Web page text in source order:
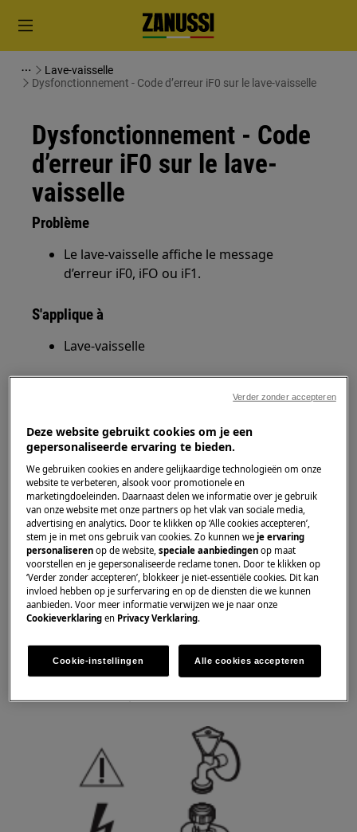
Lave-vaisselle
Dysfonctionnement - Code d’erreur iF0 sur le lave-vaisselle
Dysfonctionnement - Code
d’erreur iF0 sur le lave-
vaisselle
Problème
Le lave-vaisselle affiche le message
d’erreur iF0, iFO ou iF1.
S'applique à
Lave-vaisselle
problème de niveau d'eau.
Vérifiez si le robinet d'eau est ouvert.
Vérifiez que le filtre du tuyau d'arrivée
n'est pas obstrué. Le filtre du tuyau
d'arrivée est situé dans le connecteur à
côté du robinet/valve. Reportez-vous au
manuel d'utilisation pour plus
d'informations, cliquez sur "Trouver le
manuel d'utilisation" à droite de cet article.
Retirez la fiche de la prise !
tuyau d'alimentation en eau.
Le filtre d'entrée doit être propre et
Deze website gebruikt cookies om je een
gepersonaliseerde ervaring te bieden.
We gebruiken cookies en andere gelijkaardige technologieën om onze
website te verbeteren, alsook voor promotionele en
marketingdoeleinden. Daarnaast delen we informatie over je gebruik
van onze website met onze partners op het vlak van sociale media,
advertising en analytics. Door te klikken op ‘Alle cookies accepteren’,
stem je in met ons gebruik van cookies. Zo kunnen weje ervaring
personaliseren op de website,speciale aanbiedingen op maat
voorstellen en je gepersonaliseerde reclame tonen. Door te klikken op
‘Verder zonder accepteren’, blokkeer je niet-essentiële cookies. Dit kan
invloed hebben op je surfervaring en op de diensten die we kunnen
aanbieden. Voor meer informatie verwijzen we je naar onze
Cookieverklaring en Privacy Verklaring.
Cookie-instellingen Alle cookies accepteren
Verder zonder accepteren